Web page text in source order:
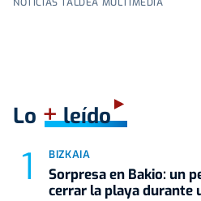
Lo +leído
BIZKAIA
Sorpresa en Bakio: un
cerrar la playa durante